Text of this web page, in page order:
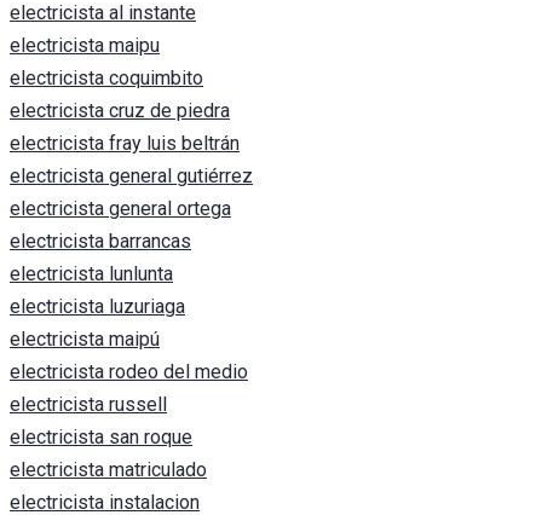
electricista al instante
electricista maipu
electricista coquimbito
electricista cruz de piedra
electricista fray luis beltrán
electricista general gutiérrez
electricista general ortega
electricista barrancas
electricista lunlunta
electricista luzuriaga
electricista maipú
electricista rodeo del medio
electricista russell
electricista san roque
electricista matriculado
electricista instalacion